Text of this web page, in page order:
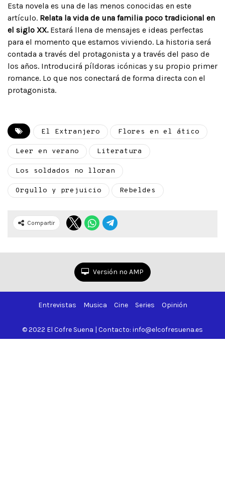
Esta novela es una de las menos conocidas en este
artículo. Relata la vida de una familia poco tradicional en
el siglo XX.Estará llena de mensajes e ideas perfectas
para el momento que estamos viviendo. La historia será
contada a través del protagonista y a través del paso de
los años. Introducirá píldoras icónicas y su propio primer
romance. Lo que nos conectará de forma directa con el
protagonista.
El Extranjero Flores en el ático
Leer en verano Literatura
Los soldados no lloran
Orgullo y prejuicio Rebeldes
Compartir
Versión no AMP
Entrevistas Musica Cine Series Opinión
© 2022 El Cofre Suena | Contacto: info@elcofresuena.es